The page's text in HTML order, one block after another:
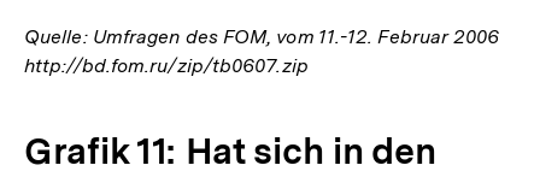
Quelle: Umfragen des FOM, vom 11.-12. Februar 2006
http://bd.fom.ru/zip/tb0607.zip
Grafik 11: Hat sich in den